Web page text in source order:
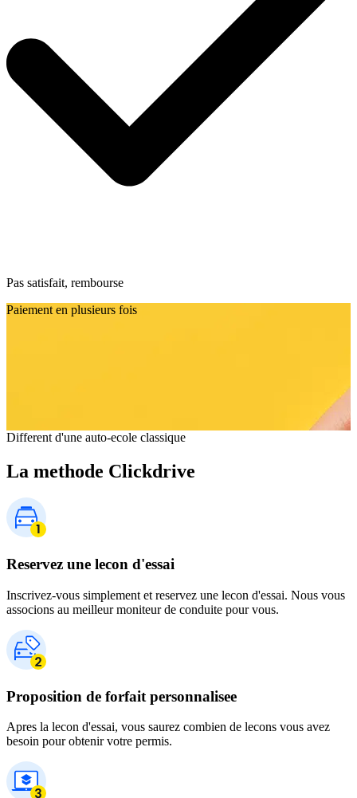
Pas satisfait, rembourse
Paiement en plusieurs fois
Different d'une auto-ecole classique
La methode Clickdrive
Reservez une lecon d'essai
Inscrivez-vous simplement et reservez une lecon d'essai. Nous vous
associons au meilleur moniteur de conduite pour vous.
Proposition de forfait personnalisee
Apres la lecon d'essai, vous saurez combien de lecons vous avez
besoin pour obtenir votre permis.